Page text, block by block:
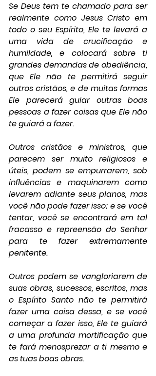
Se Deus tem te chamado para ser
realmente como Jesus Cristo em
todo o seu Espírito, Ele te levará a
uma vida de crucificação e
humildade, e colocará sobre ti
grandes demandas de obediência,
que Ele não te permitirá seguir
outros cristãos, e de muitas formas
Ele parecerá guiar outras boas
pessoas a fazer coisas que Ele não
te guiará a fazer.
Outros cristãos e ministros, que
parecem ser muito religiosos e
úteis, podem se empurrarem, sob
influências e maquinarem como
levarem adiante seus planos, mas
você não pode fazer isso; e se você
tentar, você se encontrará em tal
fracasso e repreensão do Senhor
para te fazer extremamente
penitente.
Outros podem se vangloriarem de
suas obras, sucessos, escritos, mas
o Espírito Santo não te permitirá
fazer uma coisa dessa, e se você
começar a fazer isso, Ele te guiará
a uma profunda mortificação que
te fará menosprezar a ti mesmo e
as tuas boas obras.